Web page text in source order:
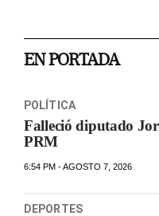
EN PORTADA
POLÍTICA
Falleció diputado
PRM
6:54 PM - AGOSTO 7, 2026
DEPORTES